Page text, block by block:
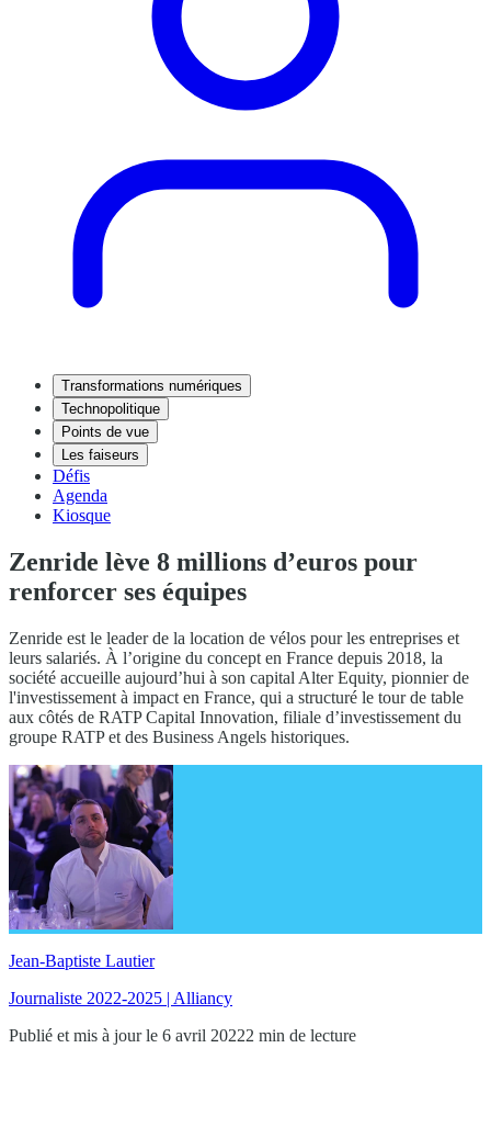
Transformations numériques
Technopolitique
Points de vue
Les faiseurs
Défis
Agenda
Kiosque
Zenride lève 8 millions d’euros pour
renforcer ses équipes
Zenride est le leader de la location de vélos pour les entreprises et
leurs salariés. À l’origine du concept en France depuis 2018, la
société accueille aujourd’hui à son capital Alter Equity, pionnier de
l'investissement à impact en France, qui a structuré le tour de table
aux côtés de RATP Capital Innovation, filiale d’investissement du
groupe RATP et des Business Angels historiques.
Jean-Baptiste Lautier
Journaliste 2022-2025 | Alliancy
Publié et mis à jour le 6 avril 20222 min de lecture